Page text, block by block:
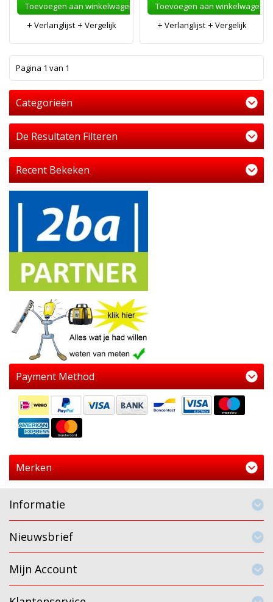
Toevoegen aan winkelwagen
Verlanglijst
Vergelijk
Toevoegen aan winkelwagen
Verlanglijst
Vergelijk
Pagina 1 van 1
Categorieën
De Resultaten Filteren
Recent Bekeken
Payment Method
Merken
Informatie
Nieuwsbrief
Mijn Account